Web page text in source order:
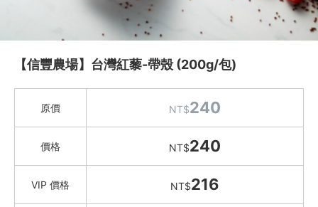
礦泉水 / 氣泡水
喫茶喝咖啡 / 飲料
農產 / 乾貨
特瑪多有機農園
茂生米糧 單一純種米
富興米店
台灣好蒡 牛蒡茶、牛蒡脆片
信豐農場 台灣紅藜
花蓮 秧田良品
【信豐農場】台灣紅藜-帶殼 (200g/包)
原價 NT$240
價格 NT$240
VIP 價格 NT$216